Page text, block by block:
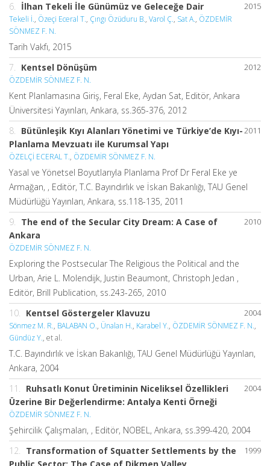
2015
6. İlhan Tekeli İle Günümüz ve Geleceğe Dair
Tekeli İ., Özeçi Eceral T., Çıngı Özüduru B., Varol Ç., Sat A., ÖZDEMİR
SÖNMEZ F. N.
Tarih Vakfı, 2015
2012
7. Kentsel Dönüşüm
ÖZDEMİR SÖNMEZ F. N.
Kent Planlamasına Giriş, Feral Eke, Aydan Sat, Editör, Ankara
Üniversitesi Yayınları, Ankara, ss.365-376, 2012
2011
8. Bütünleşik Kıyı Alanları Yönetimi ve Türkiye’de Kıyı-
Planlama Mevzuatı ile Kurumsal Yapı
ÖZELÇİ ECERAL T., ÖZDEMİR SÖNMEZ F. N.
Yasal ve Yönetsel Boyutlarıyla Planlama Prof Dr Feral Eke ye
Armağan, , Editör, T.C. Bayındırlık ve İskan Bakanlığı, TAU Genel
Müdürlüğü Yayınları, Ankara, ss.118-135, 2011
2010
9. The end of the Secular City Dream: A Case of
Ankara
ÖZDEMİR SÖNMEZ F. N.
Exploring the Postsecular The Religious the Political and the
Urban, Arie L. Molendijk, Justin Beaumont, Christoph Jedan ,
Editör, Brill Publication, ss.243-265, 2010
2004
10. Kentsel Göstergeler Klavuzu
Sönmez M. R., BALABAN O., Ünalan H., Karabel Y., ÖZDEMİR SÖNMEZ F. N.,
Gündüz Y., et al.
T.C. Bayındırlık ve İskan Bakanlığı, TAU Genel Müdürlüğü Yayınları,
Ankara, 2004
2004
11. Ruhsatlı Konut Üretiminin Niceliksel Özellikleri
Üzerine Bir Değerlendirme: Antalya Kenti Örneği
ÖZDEMİR SÖNMEZ F. N.
Şehircilik Çalışmaları, , Editör, NOBEL, Ankara, ss.399-420, 2004
1999
12. Transformation of Squatter Settlements by the